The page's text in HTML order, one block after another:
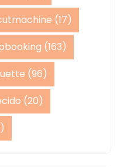
(17)
(163)
(96)
(20)